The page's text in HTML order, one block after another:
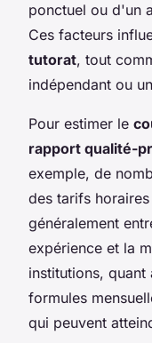
ponctuel ou d'un
Ces facteurs
tutorat, tout
indépendant ou
Pour estimer le
rapport qualité-
exemple, de
des tarifs
généralement
expérience et la
institutions,
formules
qui peuvent